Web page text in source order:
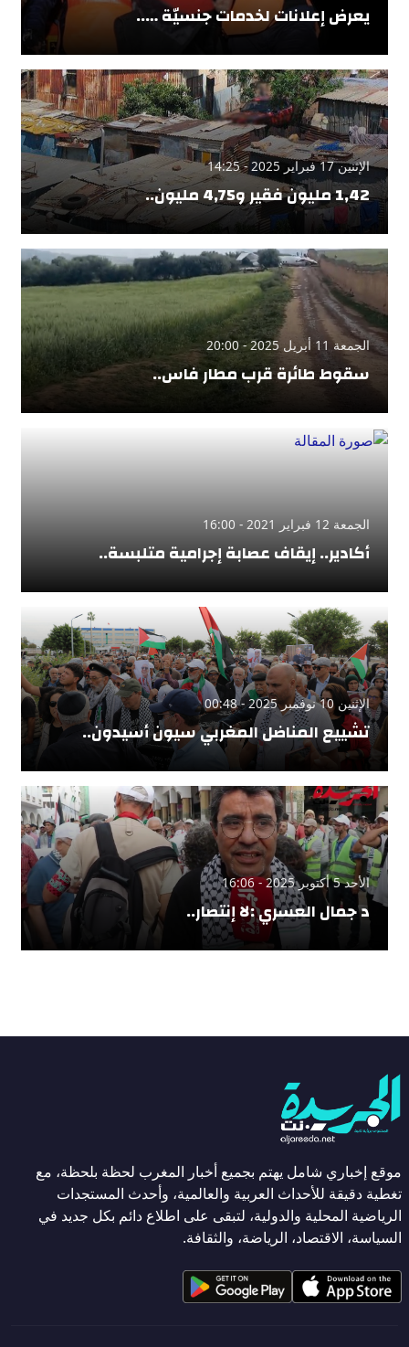
يعرض إعلانات لخدمات جنسيّة …..
الإثنين 17 فبراير 2025 - 14:25
1,42 مليون فقير و4,75 مليون..
الجمعة 11 أبريل 2025 - 20:00
سقوط طائرة قرب مطار فاس..
الجمعة 12 فبراير 2021 - 16:00
أكادير.. إيقاف عصابة إجرامية متلبسة..
الإثنين 10 نوفمبر 2025 - 00:48
تشييع المناضل المغربي سيون أسيدون..
الأحد 5 أكتوبر 2025 - 16:06
د جمال العسري :لا إنتصار..
موقع إخباري شامل يهتم بجميع أخبار المغرب لحظة بلحظة، مع
تغطية دقيقة للأحداث العربية والعالمية، وأحدث المستجدات
الرياضية المحلية والدولية، لتبقى على اطلاع دائم بكل جديد في
السياسة، الاقتصاد، الرياضة، والثقافة.